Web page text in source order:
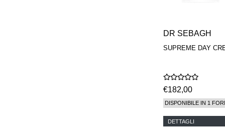
DR SEBAGH
SUPREME DAY
€182,00
DISPONIBILE IN 1
DETTAGLI